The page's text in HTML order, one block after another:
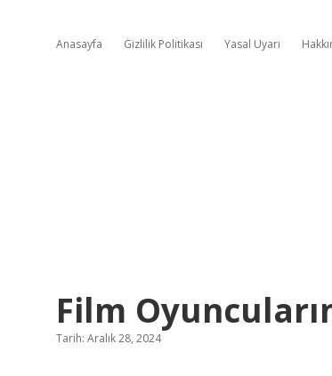
Anasayfa Gizlilik Politikası Yasal Uyarı
Film
Tarih: Aralık 28, 2024